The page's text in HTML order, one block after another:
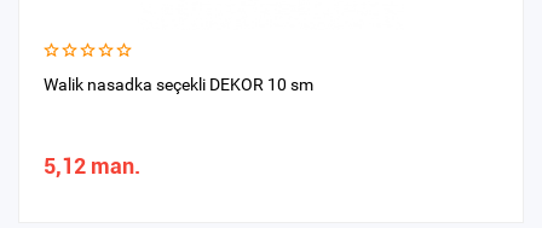
Walik nasadka seçekli DEKOR 10 sm
5,12 man.